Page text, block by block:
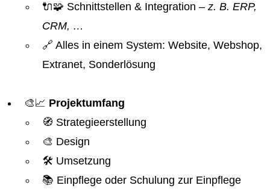
🔌🧩 Schnittstellen & Integration – z. B. ERP,
CRM, …
🔗 Alles in einem System: Website, Webshop,
Extranet, Sonderlösung
🎨📈 Projektumfang
🧭 Strategieerstellung
🎨 Design
🛠️ Umsetzung
📚 Einpflege oder Schulung zur Einpflege